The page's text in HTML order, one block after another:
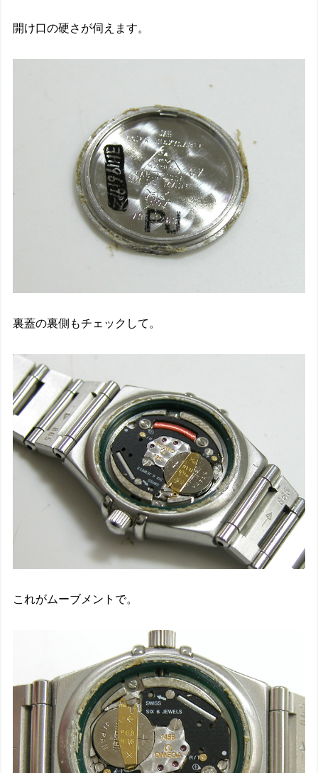
開け口の硬さが伺えます。
裏蓋の裏側もチェックして。
これがムーブメントで。